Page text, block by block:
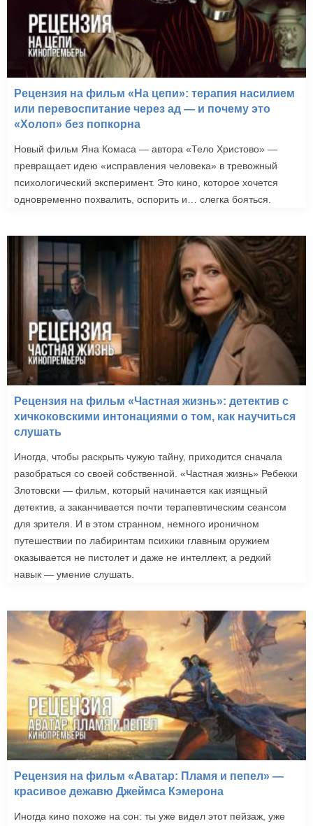
Рецензия на фильм «На цепи»: терапия насилием
или перевоспитание через ад — и почему это
«Холоп» без попкорна
Новый фильм Яна Комаса — автора «Тело Христово» —
превращает идею «исправления человека» в тревожный
психологический эксперимент. Это кино, которое хочется
одновременно похвалить, оспорить и… слегка бояться.
Рецензия на фильм «Частная жизнь»: детектив с
хичкоковскими интонациями о том, как научиться
слушать
Иногда, чтобы раскрыть чужую тайну, приходится сначала
разобраться со своей собственной. «Частная жизнь» Ребекки
Злотовски — фильм, который начинается как изящный
детектив, а заканчивается почти терапевтическим сеансом
для зрителя. И в этом странном, немного ироничном
путешествии по лабиринтам психики главным оружием
оказывается не пистолет и даже не интеллект, а редкий
навык — умение слушать.
Рецензия на фильм «Аватар: Пламя и пепел» —
красивое дежавю Джеймса Кэмерона
Иногда кино похоже на сон: ты уже видел этот пейзаж, уже